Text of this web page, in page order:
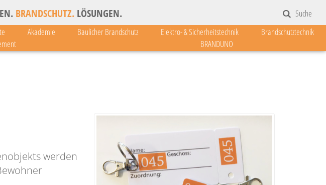
BRANDSCHUTZ. LÖSUNGEN.
Suche
Akademie Baulicher Brandschutz Elektro- & Sicherheitstechnik
Brandschutztechnik
BRANDUNO
werden